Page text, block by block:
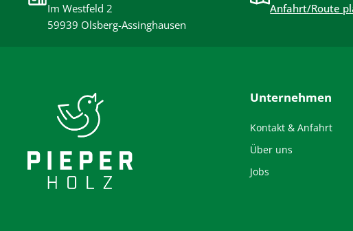
Im Westfeld 2
59939 Olsberg-Assinghausen
Anfahrt/Route
Unternehmen
Kontakt & Anfahrt
Über uns
Jobs